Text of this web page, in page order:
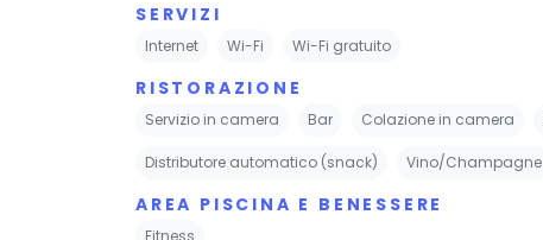
SERVIZI
Internet Wi-Fi Wi-Fi gratuito
RISTORAZIONE
Servizio in camera Bar Colazione in camera
Distributore automatico (snack) Vino/Champagne
AREA PISCINA E BENESSERE
Fitness